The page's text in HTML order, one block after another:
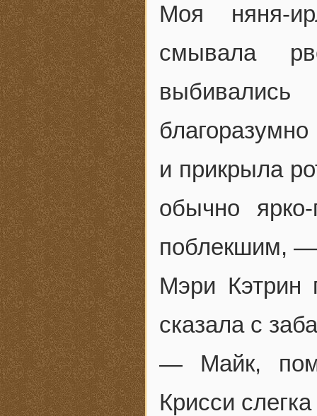
Моя няня-
смывала
и прикрыла
обычно
поблекшим, —
Мэри Кэтрин
сказала с
— Майк,
Крисси